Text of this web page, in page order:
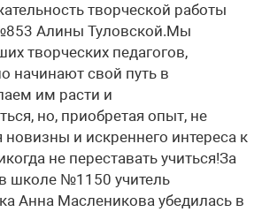
творческой работы
Алины Туловской.Мы
творческих педагогов,
начинают свой путь в
им расти и
но, приобретая опыт, не
и искреннего интереса к
не переставать учиться!За
школе №1150 учитель
Анна Масленикова убедилась в